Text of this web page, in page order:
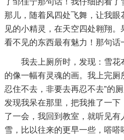
那儿，随着风四处飞舞，让我眼
见的小精灵，在天空四处翱翔
看不见的东西最有魅力！那句话
我去上厕所时，发现：雪花
的像一幅有灵魂的画。我上完厕
忍住不去，非要去再忍不去”的
发现我呆在那里，把我推了一下
了一会，我回到教室，就听见有
雪，比以往来的更早一些，嗒